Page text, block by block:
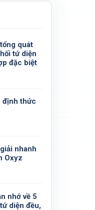
quát
tứ diện
đặc biệt
định thức
nhanh
Oxyz
nhớ về 5
diện đều,